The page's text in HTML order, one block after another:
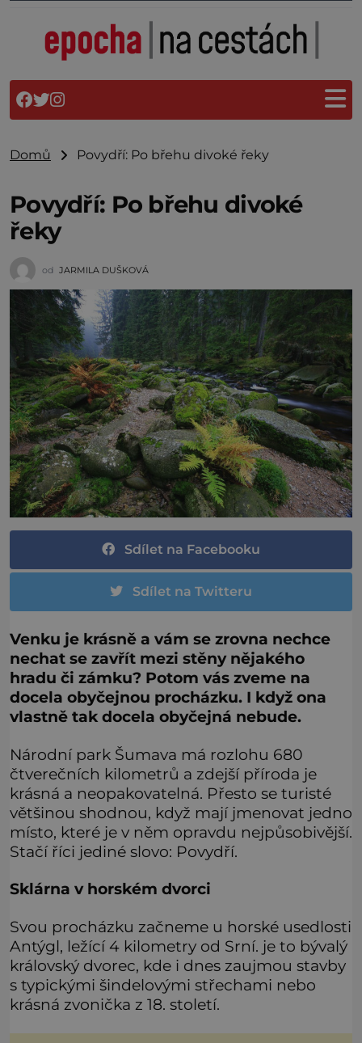
Domů Povydří: Po břehu divoké řeky
Povydří: Po břehu divoké
řeky
od JARMILA DUŠKOVÁ
Sdílet na Facebooku
Sdílet na Twitteru
Venku je krásně a vám se zrovna nechce
nechat se zavřít mezi stěny nějakého
hradu či zámku? Potom vás zveme na
docela obyčejnou procházku. I když ona
vlastně tak docela obyčejná nebude.
Národní park Šumava má rozlohu 680
čtverečních kilometrů a zdejší příroda je
krásná a neopakovatelná. Přesto se turisté
většinou shodnou, když mají jmenovat jedno
místo, které je v něm opravdu nejpůsobivější.
Stačí říci jediné slovo: Povydří.
Sklárna v horském dvorci
Svou procházku začneme u horské usedlosti
Antýgl, ležící 4 kilometry od Srní. je to bývalý
královský dvorec, kde i dnes zaujmou stavby
s typickými šindelovými střechami nebo
krásná zvonička z 18. století.